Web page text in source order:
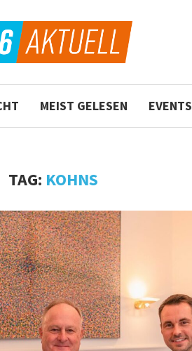
MEIST GELESEN EVENTS
TAG: KOHNS